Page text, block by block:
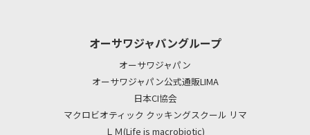
オーサワジャパングループ
オーサワジャパン
オーサワジャパン公式通販LIMA
日本CI協会
マクロビオティック クッキングスクール リマ
ＬＭ(Life is macrobiotic)